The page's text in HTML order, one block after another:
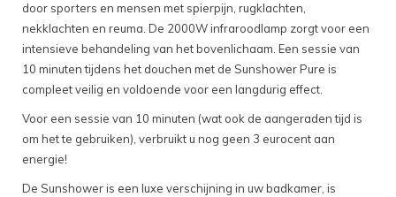
door sporters en mensen met spierpijn, rugklachten,
nekklachten en reuma. De 2000W infraroodlamp zorgt voor een
intensieve behandeling van het bovenlichaam. Een sessie van
10 minuten tijdens het douchen met de Sunshower Pure is
compleet veilig en voldoende voor een langdurig effect.
Voor een sessie van 10 minuten (wat ook de aangeraden tijd is
om het te gebruiken), verbruikt u nog geen 3 eurocent aan
energie!
De Sunshower is een luxe verschijning in uw badkamer, is